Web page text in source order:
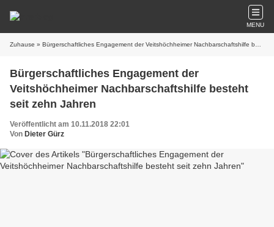
MENU
Zuhause » Bürgerschaftliches Engagement der Veitshöchheimer Nachbarschaftshilfe besteht seit zehn Jahren
Bürgerschaftliches Engagement der
Veitshöchheimer Nachbarschaftshilfe besteht
seit zehn Jahren
Veröffentlicht am 10.11.2018 22:01
Von Dieter Gürz